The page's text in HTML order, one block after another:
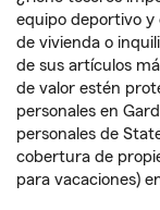
equipo deportivo y
de vivienda o
de sus artículos
de valor estén
personales en
personales de
cobertura de
para vacaciones)